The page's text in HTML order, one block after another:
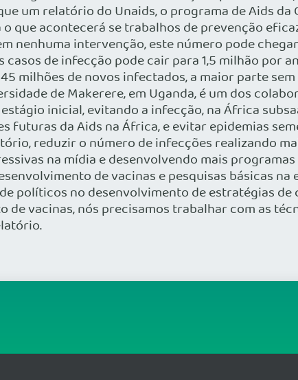
um relatório do Unaids, o programa de Aids da
que acontecerá se trabalhos de prevenção
nenhuma intervenção, este número pode
de infecção pode cair para 1,5 milhão por
milhões de novos infectados, a maior parte
de Makerere, em Uganda, é um dos
inicial, evitando a infecção, na África
futuras da Aids na África, e evitar epidemias
reduzir o número de infecções realizando
na mídia e desenvolvendo mais
de vacinas e pesquisas básicas
políticos no desenvolvimento de estratégias de
vacinas, nós precisamos trabalhar com as